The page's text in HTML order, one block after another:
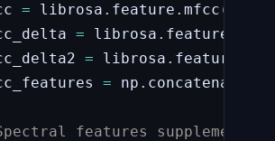
= librosa . feature . mfcc (
= librosa . feature
= librosa . feature
= np . concatenate
features